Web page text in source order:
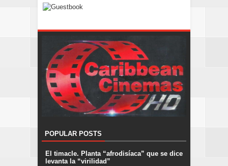
POPULAR POSTS
El timacle. Planta “afrodisíaca” que se dice
levanta la “virilidad”